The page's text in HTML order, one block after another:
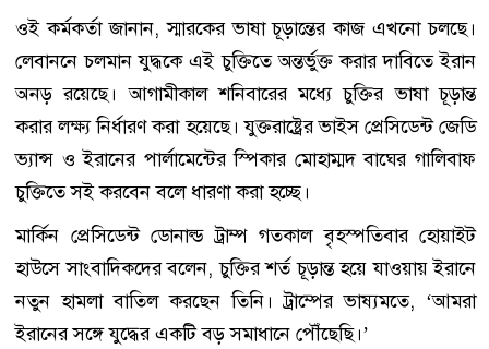
ওই কর্মকর্তা জানান, স্মারকের ভাষা চূড়ান্তের কাজ এখনো চলছে।
লেবাননে চলমান যুদ্ধকে এই চুক্তিতে অন্তর্ভুক্ত করার দাবিতে ইরান
অনড় রয়েছে। আগামীকাল শনিবারের মধ্যে চুক্তির ভাষা চূড়ান্ত
করার লক্ষ্য নির্ধারণ করা হয়েছে। যুক্তরাষ্ট্রের ভাইস প্রেসিডেন্ট জেডি
ভ্যান্স ও ইরানের পার্লামেন্টের স্পিকার মোহাম্মদ বাঘের গালিবাফ
চুক্তিতে সই করবেন বলে ধারণা করা হচ্ছে।
মার্কিন প্রেসিডেন্ট ডোনাল্ড ট্রাম্প গতকাল বৃহস্পতিবার হোয়াইট
হাউসে সাংবাদিকদের বলেন, চুক্তির শর্ত চূড়ান্ত হয়ে যাওয়ায় ইরানে
নতুন হামলা বাতিল করছেন তিনি। ট্রাম্পের ভাষ্যমতে, ‘আমরা
ইরানের সঙ্গে যুদ্ধের একটি বড় সমাধানে পৌঁছেছি।’